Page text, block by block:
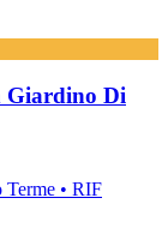
Giardino Di
Terme • RIF